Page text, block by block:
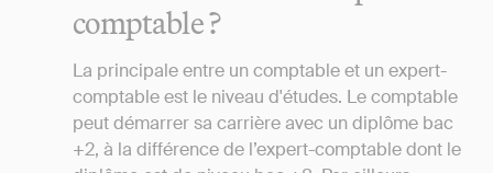
comptable ?
La principale entre un comptable et un expert-
comptable est le niveau d'études. Le comptable
peut démarrer sa carrière avec un diplôme bac
+2, à la différence de l’expert-comptable dont le